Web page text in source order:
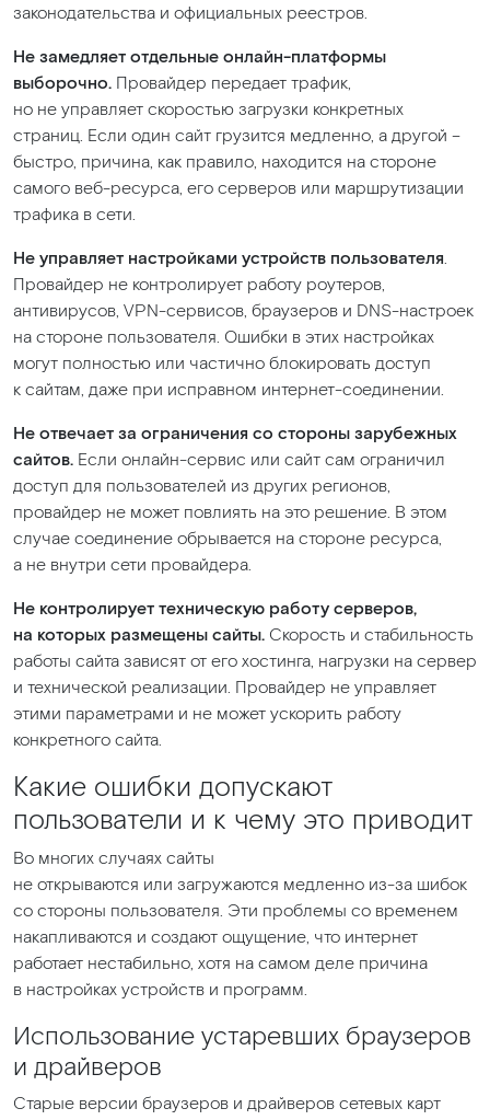
законодательства и официальных реестров.
Не замедляет отдельные онлайн-платформы
выборочно. Провайдер передает трафик,
но не управляет скоростью загрузки конкретных
страниц. Если один сайт грузится медленно, а другой –
быстро, причина, как правило, находится на стороне
самого веб-ресурса, его серверов или маршрутизации
трафика в сети.
Не управляет настройками устройств пользователя.
Провайдер не контролирует работу роутеров,
антивирусов, VPN-сервисов, браузеров и DNS-настроек
на стороне пользователя. Ошибки в этих настройках
могут полностью или частично блокировать доступ
к сайтам, даже при исправном интернет-соединении.
Не отвечает за ограничения со стороны зарубежных
сайтов. Если онлайн-сервис или сайт сам ограничил
доступ для пользователей из других регионов,
провайдер не может повлиять на это решение. В этом
случае соединение обрывается на стороне ресурса,
а не внутри сети провайдера.
Не контролирует техническую работу серверов,
на которых размещены сайты. Скорость и стабильность
работы сайта зависят от его хостинга, нагрузки на сервер
и технической реализации. Провайдер не управляет
этими параметрами и не может ускорить работу
конкретного сайта.
Какие ошибки допускают
пользователи и к чему это приводит
Во многих случаях сайты
не открываются или загружаются медленно из-за шибок
со стороны пользователя. Эти проблемы со временем
накапливаются и создают ощущение, что интернет
работает нестабильно, хотя на самом деле причина
в настройках устройств и программ.
Использование устаревших браузеров
и драйверов
Старые версии браузеров и драйверов сетевых карт